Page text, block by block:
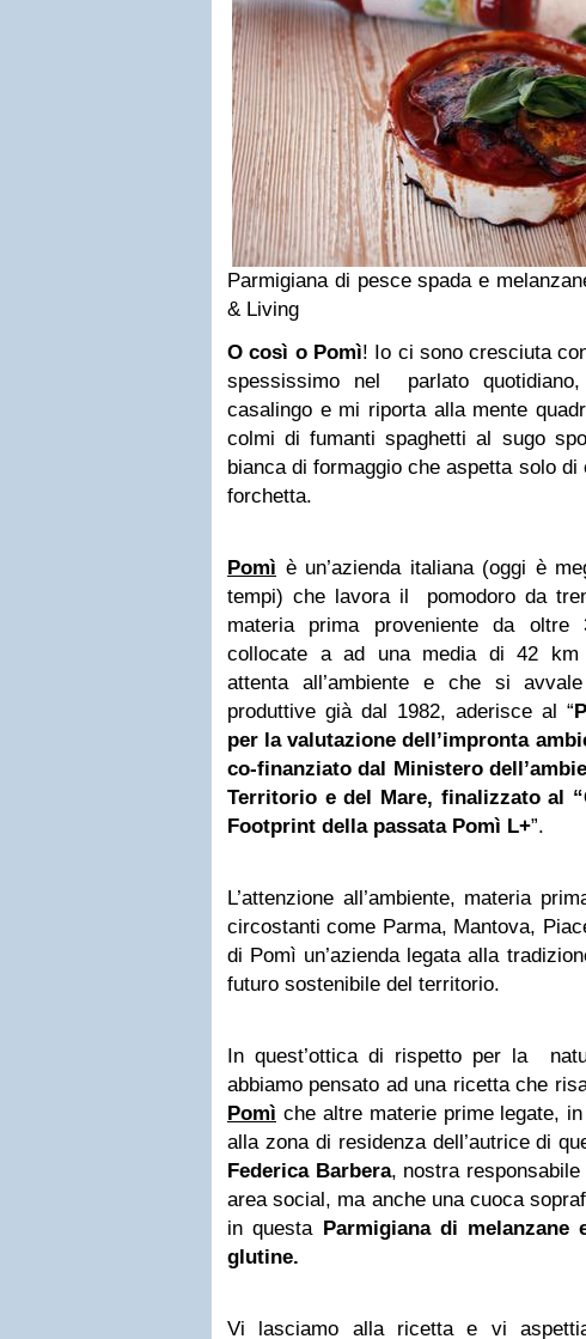
Parmigiana di pesce spada e
& Living
O così o Pomì! Io ci sono cresciuta
spessissimo nel parlato
casalingo e mi riporta alla mente
colmi di fumanti spaghetti al sugo
bianca di formaggio che aspetta solo
forchetta.
Pomì è un’azienda italiana (oggi è
tempi) che lavora il pomodoro da
materia prima proveniente da oltre
collocate a ad una media di 42 km
attenta all’ambiente e che si
produttive già dal 1982, aderisce al “
per la valutazione dell’impronta
co-finanziato dal Ministero
Territorio e del Mare, finalizzato al
Footprint della passata Pomì L+”.
L’attenzione all’ambiente, materia
circostanti come Parma, Mantova,
di Pomì un’azienda legata alla
futuro sostenibile del territorio.
In quest’ottica di rispetto per la
abbiamo pensato ad una ricetta che
Pomì che altre materie prime legate,
alla zona di residenza dell’autrice di
Federica Barbera, nostra
area social, ma anche una cuoca
in questa Parmigiana di melanzane
glutine.
Vi lasciamo alla ricetta e vi